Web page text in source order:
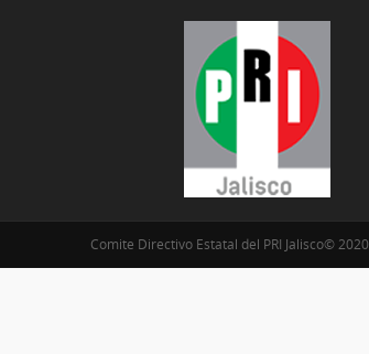
Comite Directivo Estatal del PRI Jalisco©